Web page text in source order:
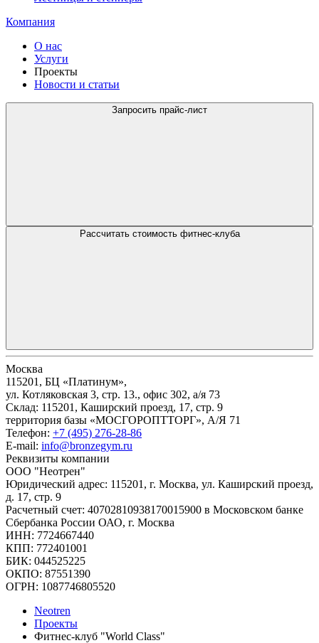
Компания
О нас
Услуги
Проекты
Новости и статьи
Запросить прайс-лист
Рассчитать стоимость фитнес-клуба
Москва
115201, БЦ «Платинум»,
ул. Котляковская 3, стр. 13., офис 302, а/я 73
Склад: 115201, Каширский проезд, 17, стр. 9
территория базы «МОСГОРОПТТОРГ», А/Я 71
Телефон: +7 (495) 276-28-86
E-mail: info@bronzegym.ru
Реквизиты компании
ООО "Неотрен"
Юридический адрес: 115201, г. Москва, ул. Каширский проезд,
д. 17, стр. 9
Расчетный счет: 40702810938170015900 в Московском банке
Сбербанка России ОАО, г. Москва
ИНН: 7724667440
КПП: 772401001
БИК: 044525225
ОКПО: 87551390
ОГРН: 1087746805520
Neotren
Проекты
Фитнес-клуб "World Class"